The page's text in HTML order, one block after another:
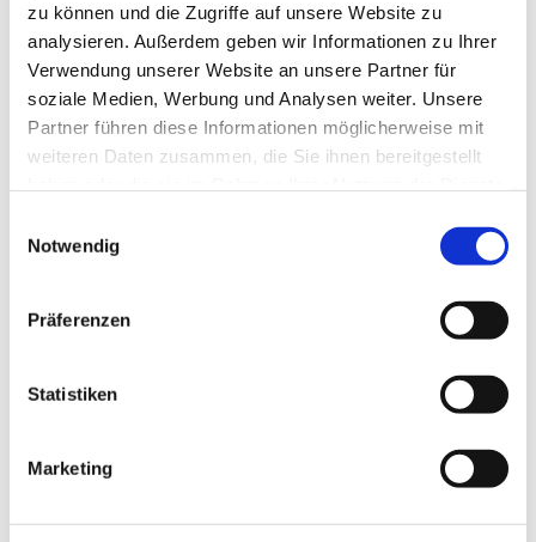
zu können und die Zugriffe auf unsere Website zu
analysieren. Außerdem geben wir Informationen zu Ihrer
Verwendung unserer Website an unsere Partner für
soziale Medien, Werbung und Analysen weiter. Unsere
Partner führen diese Informationen möglicherweise mit
weiteren Daten zusammen, die Sie ihnen bereitgestellt
Notwendig
Präferenzen
Statistiken
Marketing
Krankenfahrten
Zu all Ihren Arzt- und Krankenhausterminen fahren
wir Sie, allein oder mit einer Begleitung,